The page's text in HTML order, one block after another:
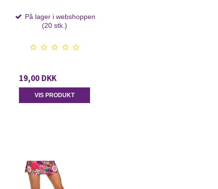
På lager i webshoppen
(20 stk.)
19,00 DKK
VIS PRODUKT